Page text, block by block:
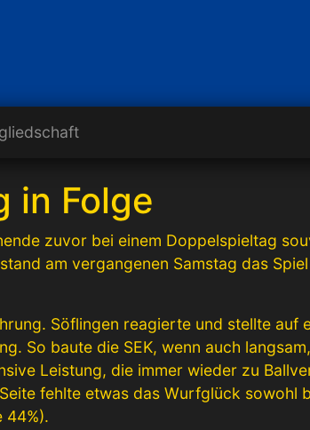
in Folge
zuvor bei einem Doppelspieltag
am vergangenen Samstag das
Söflingen reagierte und stellte auf
So baute die SEK, wenn auch
Leistung, die immer wieder zu
fehlte etwas das Wurfglück sowohl
44%).